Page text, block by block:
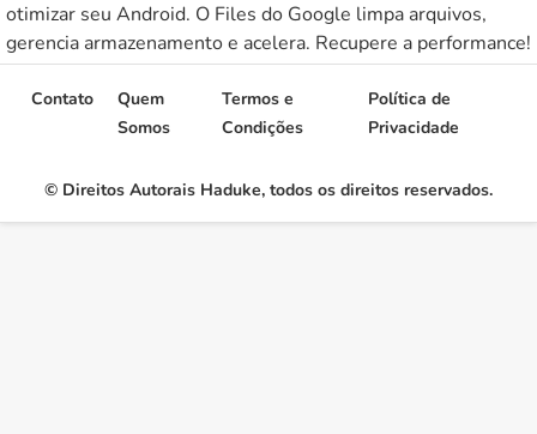
otimizar seu Android. O Files do Google limpa arquivos,
gerencia armazenamento e acelera. Recupere a performance!
© Direitos Autorais Haduke, todos os direitos reservados.
Contato
Quem
Somos
Termos e
Condições
Política de
Privacidade